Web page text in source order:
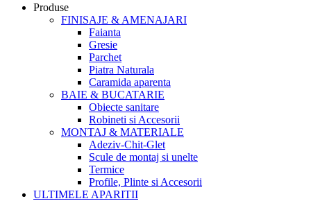
Produse
FINISAJE & AMENAJARI
Faianta
Gresie
Parchet
Piatra Naturala
Caramida aparenta
BAIE & BUCATARIE
Obiecte sanitare
Robineti si Accesorii
MONTAJ & MATERIALE
Adeziv-Chit-Glet
Scule de montaj si unelte
Termice
Profile, Plinte si Accesorii
ULTIMELE APARITII